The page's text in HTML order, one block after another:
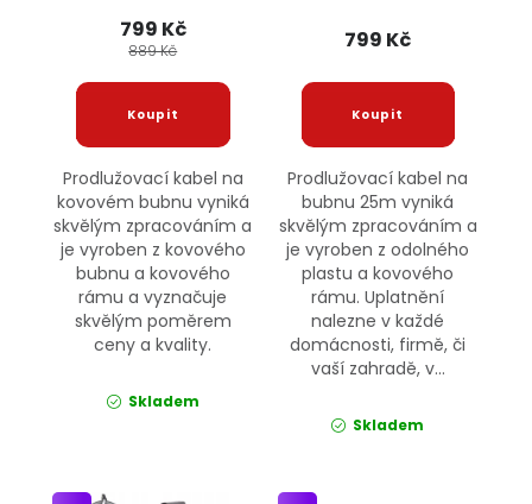
BULLTECH
799 Kč
889 Kč
Prodlužovací kabel na
kovovém bubnu vyniká
skvělým zpracováním a
je vyroben z kovového
bubnu a kovového
rámu a vyznačuje
skvělým poměrem
ceny a kvality.
Skladem
799 Kč
Prodlužovací kabel na
bubnu 25m vyniká
skvělým zpracováním a
je vyroben z odolného
plastu a kovového
rámu. Uplatnění
nalezne v každé
domácnosti, firmě, či
vaší zahradě, v...
Skladem